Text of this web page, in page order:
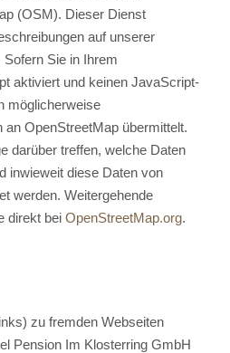
(OSM). Dieser Dienst
auf unserer
Sie in Ihrem
aktiviert und keinen JavaScript-
möglicherweise
an OpenStreetMap übermittelt.
darüber treffen, welche Daten
inwieweit diese Daten von
werden. Weitergehende
direkt bei OpenStreetMap.org.
zu fremden Webseiten
Pension Im Klosterring GmbH